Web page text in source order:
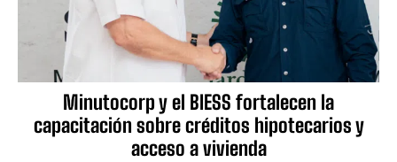
Minutocorp y el BIESS fortalecen la
capacitación sobre créditos hipotecarios y
acceso a vivienda